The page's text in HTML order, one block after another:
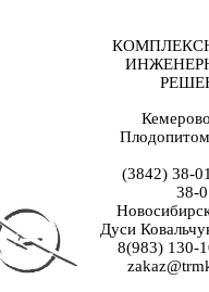
(3842) 38-
38-
Дуси
8(983) 130-